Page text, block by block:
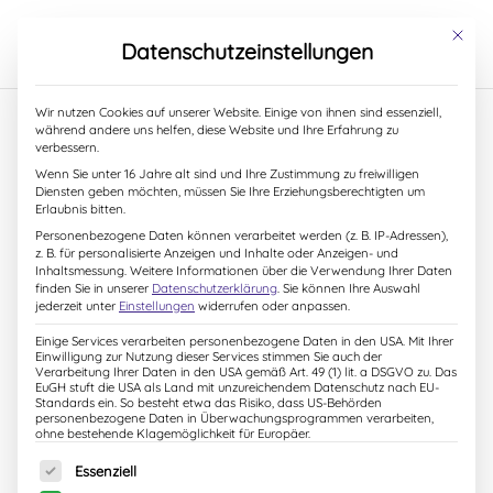
Stress lass nach …
11. September 2013
Wenn ich mich doppelt so lange durch den
Morgenverkehr staue, dann ist wieder einmal
Schulbeginn. Was bei Zeitlupentempo am Morgen
beginnt, geht weiter mit unzähligen Besorgungen, wie
neuer Kleidung und etlichen Schulsachen und anderem
Krimskrams und endet im abendlichen Chaos mit dem
Einbinden von Schulbüchern. Ich frage mich wer wohl
Mit
Datenschutzeinstellungen
Wir nutzen Cookies auf unserer Website. Einige von ihnen sind essenziell,
während andere uns helfen, diese Website und Ihre Erfahrung zu
verbessern.
Wenn Sie unter 16 Jahre alt sind und Ihre Zustimmung zu freiwilligen
Diensten geben möchten, müssen Sie Ihre Erziehungsberechtigten um
Erlaubnis bitten.
Personenbezogene Daten können verarbeitet werden (z. B. IP-Adressen),
z. B. für personalisierte Anzeigen und Inhalte oder Anzeigen- und
Inhaltsmessung. Weitere Informationen über die Verwendung Ihrer Daten
finden Sie in unserer Datenschutzerklärung. Sie können Ihre Auswahl
jederzeit unter Einstellungen widerrufen oder anpassen.
Einige Services verarbeiten personenbezogene Daten in den USA. Mit Ihrer
Einwilligung zur Nutzung dieser Services stimmen Sie auch der
Verarbeitung Ihrer Daten in den USA gemäß Art. 49 (1) lit. a DSGVO zu. Das
EuGH stuft die USA als Land mit unzureichendem Datenschutz nach EU-
Standards ein. So besteht etwa das Risiko, dass US-Behörden
personenbezogene Daten in Überwachungsprogrammen verarbeiten,
ohne bestehende Klagemöglichkeit für Europäer.
Es folgt eine Liste der Service-Gruppen, für die eine
Essenziell